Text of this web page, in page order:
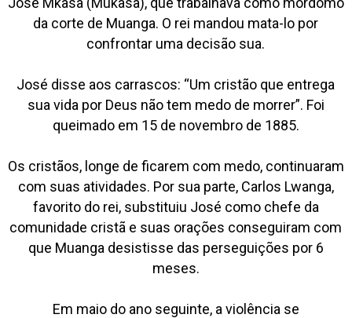
da corte de Muanga. O rei mandou mata-lo por
confrontar uma decisão sua.
José disse aos carrascos: “Um cristão que entrega
sua vida por Deus não tem medo de morrer”. Foi
queimado em 15 de novembro de 1885.
Os cristãos, longe de ficarem com medo, continuaram
com suas atividades. Por sua parte, Carlos Lwanga,
favorito do rei, substituiu José como chefe da
comunidade cristã e suas orações conseguiram com
que Muanga desistisse das perseguições por 6
meses.
Em maio do ano seguinte, a violência se